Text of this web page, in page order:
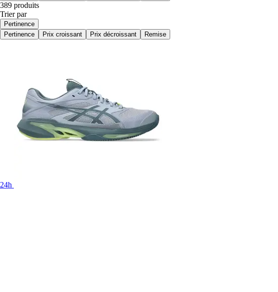
389 produits
Trier par
Pertinence
Pertinence
Prix croissant Prix décroissant Remise
24h